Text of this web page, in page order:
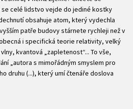
celé lidstvo vejde do jediné kostky
obsahuje atom, který vydechla
patře budovy stárnete rychleji než v
i specifická teorie relativity, velký
kvantová „zapletenost“... To vše,
„autora s mimořádným smyslem pro
druhu (...), který umí čtenáře doslova